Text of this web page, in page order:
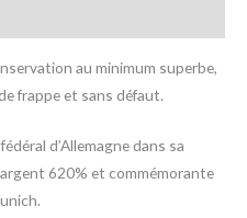
au minimum superbe,
frappe et sans défaut.
d’Allemagne dans sa
620% et commémorante